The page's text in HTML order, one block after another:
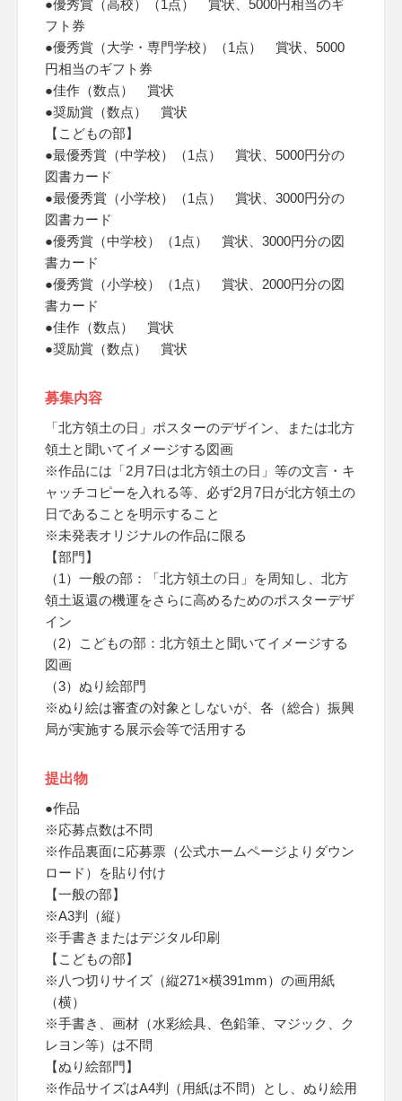
●優秀賞（高校）（1点） 賞状、5000円相当のギ
フト券
●優秀賞（大学・専門学校）（1点） 賞状、5000
円相当のギフト券
●佳作（数点） 賞状
●奨励賞（数点） 賞状
【こどもの部】
●最優秀賞（中学校）（1点） 賞状、5000円分の
図書カード
●最優秀賞（小学校）（1点） 賞状、3000円分の
図書カード
●優秀賞（中学校）（1点） 賞状、3000円分の図
書カード
●優秀賞（小学校）（1点） 賞状、2000円分の図
書カード
●佳作（数点） 賞状
●奨励賞（数点） 賞状
募集内容
「北方領土の日」ポスターのデザイン、または北方
領土と聞いてイメージする図画
※作品には「2月7日は北方領土の日」等の文言・キ
ャッチコピーを入れる等、必ず2月7日が北方領土の
日であることを明示すること
※未発表オリジナルの作品に限る
【部門】
（1）一般の部：「北方領土の日」を周知し、北方
領土返還の機運をさらに高めるためのポスターデザ
イン
（2）こどもの部：北方領土と聞いてイメージする
図画
（3）ぬり絵部門
※ぬり絵は審査の対象としないが、各（総合）振興
局が実施する展示会等で活用する
提出物
●作品
※応募点数は不問
※作品裏面に応募票（公式ホームページよりダウン
ロード）を貼り付け
【一般の部】
※A3判（縦）
※手書きまたはデジタル印刷
【こどもの部】
※八つ切りサイズ（縦271×横391mm）の画用紙
（横）
※手書き、画材（水彩絵具、色鉛筆、マジック、ク
レヨン等）は不問
【ぬり絵部門】
※作品サイズはA4判（用紙は不問）とし、ぬり絵用